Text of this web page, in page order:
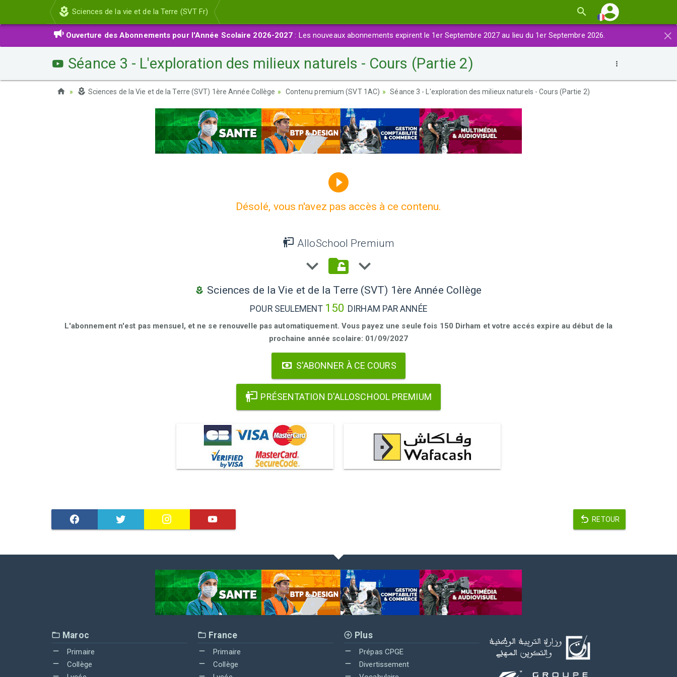
Sciences de la vie et de la Terre (SVT Fr)
×
Ouverture des Abonnements pour l'Année Scolaire 2026-2027 : Les nouveaux abonnements expirent le 1er Septembre 2027 au lieu du 1er Septembre 2026.
Séance 3 - L'exploration des milieux naturels - Cours (Partie 2)
Sciences de la Vie et de la Terre (SVT) 1ère Année Collège Contenu premium (SVT 1AC) Séance 3 - L'exploration des milieux naturels - Cours (Partie 2)
Désolé, vous n'avez pas accès à ce contenu.
AlloSchool Premium
Sciences de la Vie et de la Terre (SVT) 1ère Année Collège
POUR SEULEMENT 150 DIRHAM PAR ANNÉE
L'abonnement n'est pas mensuel, et ne se renouvelle pas automatiquement. Vous payez une seule fois 150 Dirham et votre accés expire au début de la
prochaine année scolaire: 01/09/2027
S'ABONNER À CE COURS
PRÉSENTATION D'ALLOSCHOOL PREMIUM
RETOUR
Maroc
Primaire
Collège
France
Primaire
Collège
Plus
Prépas CPGE
Divertissement